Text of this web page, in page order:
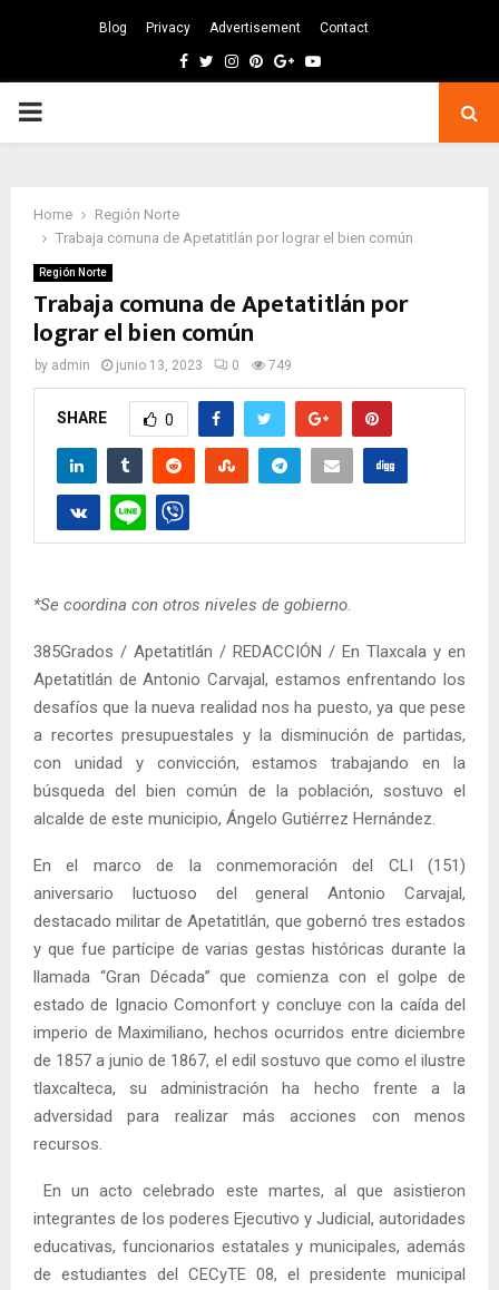
Blog Privacy Advertisement Contact
Facebook
TwitterInstagram
Pinterest
GoogleYoutube
PRIMARY
Home
Región Norte
Trabaja comuna de Apetatitlán por lograr el bien común
Región Norte
Trabaja comuna de Apetatitlán por
lograr el bien común
by admin junio 13, 2023 0 749
SHARE 0
*Se coordina con otros niveles de gobierno
385Grados / Apetatitlán / REDACCIÓN / En Tlaxcala y en
Apetatitlán de Antonio Carvajal, estamos enfrentando los
desafíos que la nueva realidad nos ha puesto, ya que pese
a recortes presupuestales y la disminución de partidas,
con unidad y convicción, estamos trabajando en la
búsqueda del bien común de la población, sostuvo el
alcalde de este municipio, Ángelo Gutiérrez Hernández.
En el marco de la conmemoración del CLI (151)
aniversario luctuoso del general Antonio Carvajal,
destacado militar de Apetatitlán, que gobernó tres estados
y que fue partícipe de varias gestas históricas durante la
llamada “Gran Década” que comienza con el golpe de
estado de Ignacio Comonfort y concluye con la caída del
imperio de Maximiliano, hechos ocurridos entre diciembre
de 1857 a junio de 1867, el edil sostuvo que como el ilustre
tlaxcalteca, su administración ha hecho frente a la
adversidad para realizar más acciones con menos
recursos.
En un acto celebrado este martes, al que asistieron
integrantes de los poderes Ejecutivo y Judicial, autoridades
educativas, funcionarios estatales y municipales, además
de estudiantes del CECyTE 08, el presidente municipal